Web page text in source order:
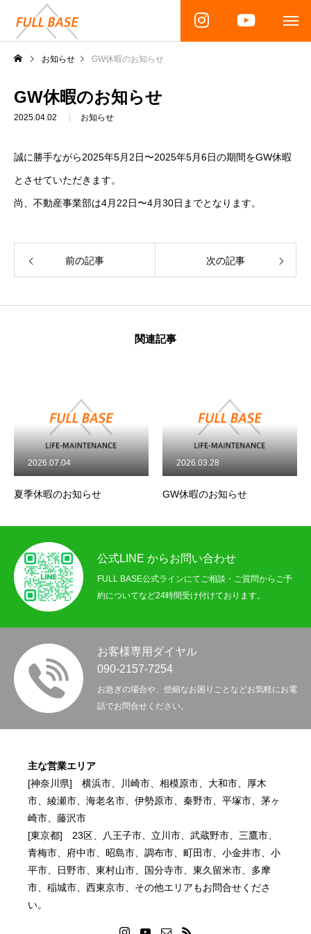
トップページ
事業案内
お問い合わせ
プライバシーポリシー
トップページ お知らせ 事業案内 施工事例
お知らせ GW休暇のお知らせ
GW休暇のお知らせ
2025.04.02 お知らせ
誠に勝手ながら2025年5月2日〜2025年5月6日の期間をGW休暇
とさせていただきます。
尚、不動産事業部は4月22日〜4月30日までとなります。
前の記事 次の記事
関連記事
夏季休暇のお知らせ
2026.07.04
GW休暇のお知らせ
2026.03.28
公式LINE からお問い合わせ
FULL BASE公式ラインにてご相談・ご質問からご予
約についてなど24時間受け付けております。
お客様専用ダイヤル
090-2157-7254
お急ぎの場合や、些細なお困りごとなどお気軽にお電
話でお問合せください。
主な営業エリア
[神奈川県] 横浜市、川崎市、相模原市、大和市、厚木
市、綾瀬市、海老名市、伊勢原市、秦野市、平塚市、茅ヶ
崎市、藤沢市
[東京都] 23区、八王子市、立川市、武蔵野市、三鷹市、
青梅市、府中市、昭島市、調布市、町田市、小金井市、小
平市、日野市、東村山市、国分寺市、東久留米市、多摩
市、稲城市、西東京市、その他エリアもお問合せくださ
い。